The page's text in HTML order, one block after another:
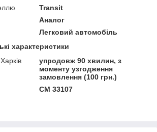
Transit
Аналог
Легковий автомобіль
характеристики
упродовж 90 хвилин, з
моменту узгодження
замовлення (100 грн.)
CM 33107